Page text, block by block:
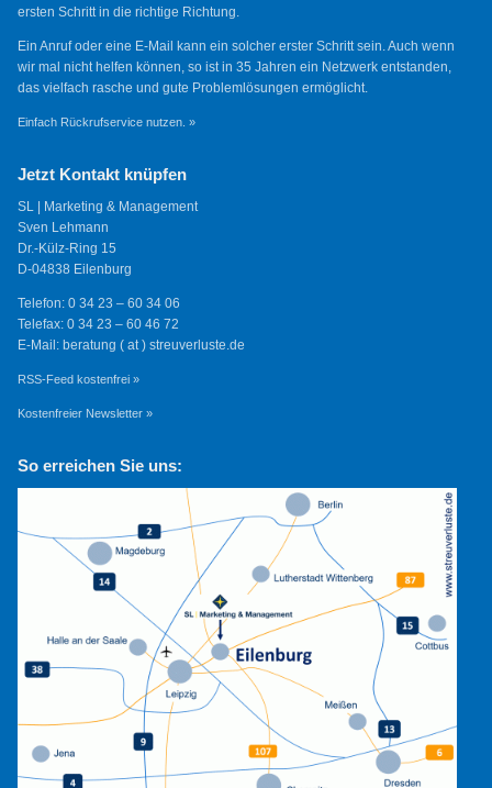
ersten Schritt in die richtige Richtung.
Ein Anruf oder eine E-Mail kann ein solcher erster Schritt sein. Auch wenn
wir mal nicht helfen können, so ist in 35 Jahren ein Netzwerk entstanden,
das vielfach rasche und gute Problemlösungen ermöglicht.
Einfach Rückrufservice nutzen. »
Jetzt Kontakt knüpfen
SL | Marketing & Management
Sven Lehmann
Dr.-Külz-Ring 15
D-04838 Eilenburg
Telefon: 0 34 23 – 60 34 06
Telefax: 0 34 23 – 60 46 72
E-Mail: beratung ( at ) streuverluste.de
RSS-Feed kostenfrei »
Kostenfreier Newsletter »
So erreichen Sie uns: